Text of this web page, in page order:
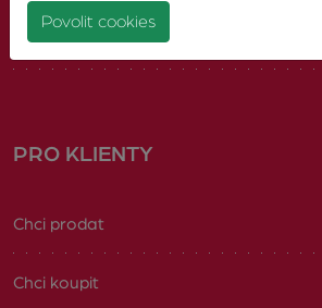
Volná pracovní místa
PRO KLIENTY
Chci prodat
Chci koupit
Povolit cookies